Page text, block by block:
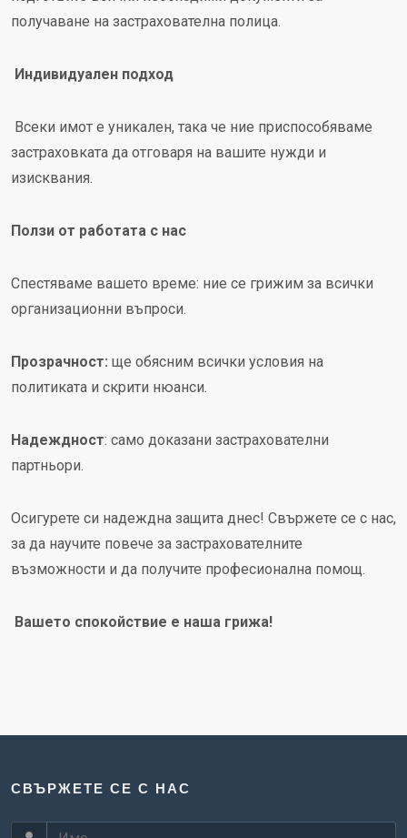
получаване на застрахователна полица.
Индивидуален подход
Всеки имот е уникален, така че ние приспособяваме
застраховката да отговаря на вашите нужди и
изисквания.
Ползи от работата с нас
Спестяваме вашето време: ние се грижим за всички
организационни въпроси.
Прозрачност: ще обясним всички условия на
политиката и скрити нюанси.
Надеждност: само доказани застрахователни
партньори.
Осигурете си надеждна защита днес! Свържете се с нас,
за да научите повече за застрахователните
възможности и да получите професионална помощ.
Вашето спокойствие е наша грижа!
СВЪРЖЕТЕ СЕ С НАС